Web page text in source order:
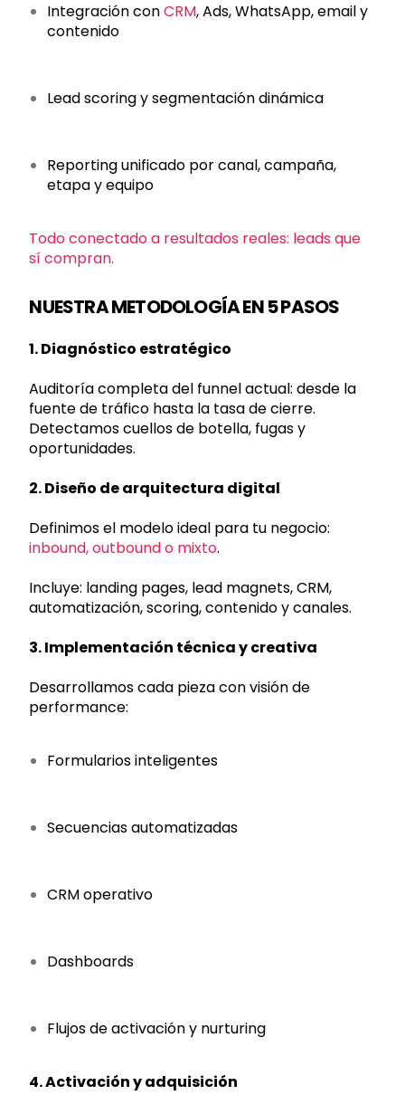
Integración conCRM, Ads, WhatsApp, email y
contenido
Lead scoring y segmentación dinámica
Reporting unificado por canal, campaña,
etapa y equipo
Todo conectado a resultados reales: leads que
sí compran.
NUESTRA METODOLOGÍA EN 5 PASOS
1. Diagnóstico estratégico
Auditoría completa del funnel actual: desde la
fuente de tráfico hasta la tasa de cierre.
Detectamos cuellos de botella, fugas y
oportunidades.
2. Diseño de arquitectura digital
Definimos el modelo ideal para tu negocio:
inbound, outbound o mixto.
Incluye: landing pages, lead magnets, CRM,
automatización, scoring, contenido y canales.
3. Implementación técnica y creativa
Desarrollamos cada pieza con visión de
performance:
Formularios inteligentes
Secuencias automatizadas
CRM operativo
Dashboards
Flujos de activación y nurturing
4. Activación y adquisición